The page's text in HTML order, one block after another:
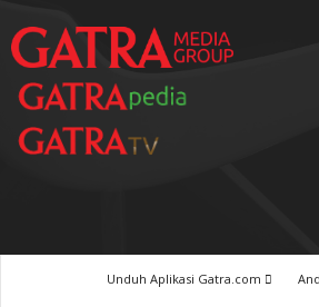
Unduh Aplikasi Gatra.com